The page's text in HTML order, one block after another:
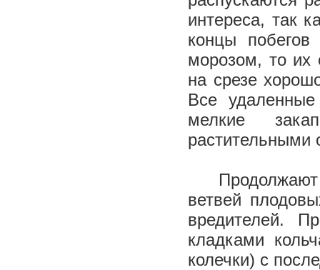
интереса, так
концы
морозом, то их
на срезе
Все
мелкие
растительными
Продолжают
ветвей
вредителей.
кладками
колечки)